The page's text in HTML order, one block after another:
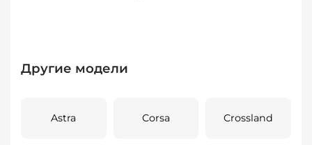
Другие модели
Astra Corsa Crossland